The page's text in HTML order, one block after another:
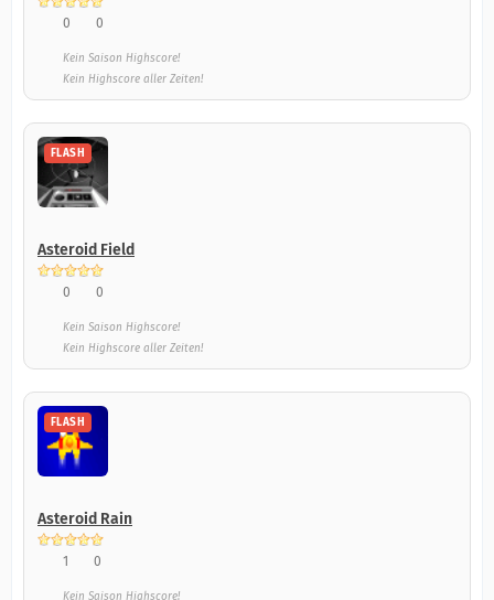
0 0
Kein Saison Highscore!
Kein Highscore aller Zeiten!
FLASH
Asteroid Field
0 0
Kein Saison Highscore!
Kein Highscore aller Zeiten!
FLASH
Asteroid Rain
1 0
Kein Saison Highscore!